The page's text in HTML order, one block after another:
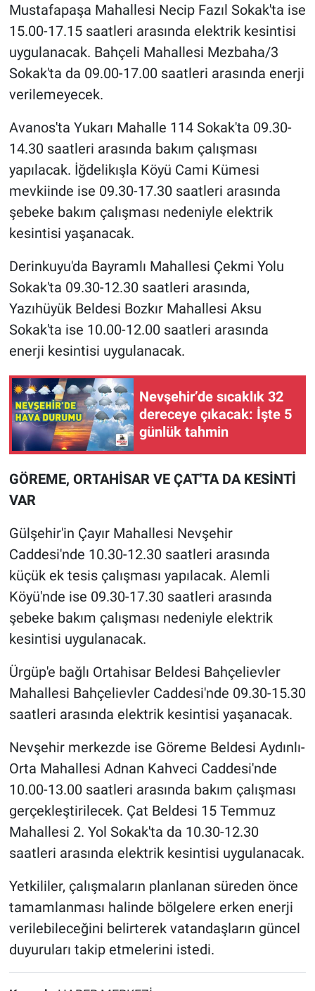
Mustafapaşa Mahallesi Necip Fazıl Sokak'ta ise
15.00-17.15 saatleri arasında elektrik kesintisi
uygulanacak. Bahçeli Mahallesi Mezbaha/3
Sokak'ta da 09.00-17.00 saatleri arasında enerji
verilemeyecek.
Avanos'ta Yukarı Mahalle 114 Sokak'ta 09.30-
14.30 saatleri arasında bakım çalışması
yapılacak. İğdelikışla Köyü Cami Kümesi
mevkiinde ise 09.30-17.30 saatleri arasında
şebeke bakım çalışması nedeniyle elektrik
kesintisi yaşanacak.
Derinkuyu'da Bayramlı Mahallesi Çekmi Yolu
Sokak'ta 09.30-12.30 saatleri arasında,
Yazıhüyük Beldesi Bozkır Mahallesi Aksu
Sokak'ta ise 10.00-12.00 saatleri arasında
enerji kesintisi uygulanacak.
Nevşehir’de sıcaklık 32
dereceye çıkacak: İşte 5
günlük tahmin
GÖREME, ORTAHİSAR VE ÇAT'TA DA KESİNTİ
VAR
Gülşehir'in Çayır Mahallesi Nevşehir
Caddesi'nde 10.30-12.30 saatleri arasında
küçük ek tesis çalışması yapılacak. Alemli
Köyü'nde ise 09.30-17.30 saatleri arasında
şebeke bakım çalışması nedeniyle elektrik
kesintisi uygulanacak.
Ürgüp'e bağlı Ortahisar Beldesi Bahçelievler
Mahallesi Bahçelievler Caddesi'nde 09.30-15.30
saatleri arasında elektrik kesintisi yaşanacak.
Nevşehir merkezde ise Göreme Beldesi Aydınlı-
Orta Mahallesi Adnan Kahveci Caddesi'nde
10.00-13.00 saatleri arasında bakım çalışması
gerçekleştirilecek. Çat Beldesi 15 Temmuz
Mahallesi 2. Yol Sokak'ta da 10.30-12.30
saatleri arasında elektrik kesintisi uygulanacak.
Yetkililer, çalışmaların planlanan süreden önce
tamamlanması halinde bölgelere erken enerji
verilebileceğini belirterek vatandaşların güncel
duyuruları takip etmelerini istedi.